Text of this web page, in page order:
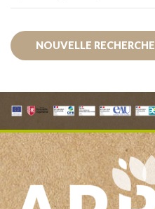
NOUVELLE RECHERCHE